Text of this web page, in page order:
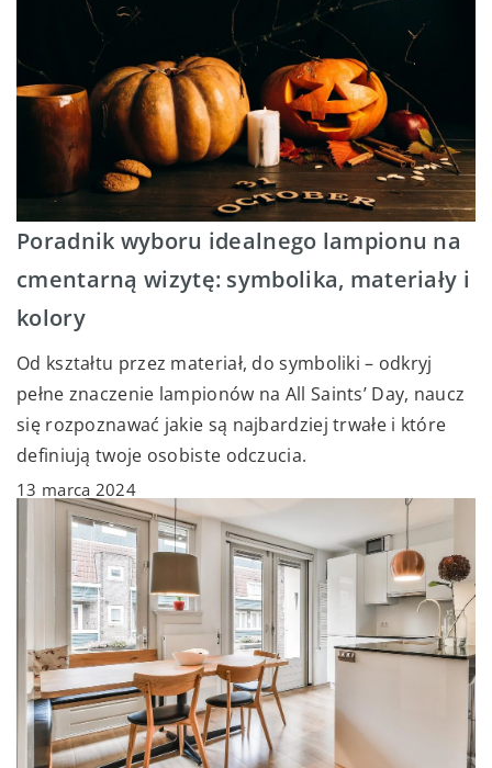
Poradnik wyboru idealnego lampionu na
cmentarną wizytę: symbolika, materiały i
kolory
Od kształtu przez materiał, do symboliki – odkryj
pełne znaczenie lampionów na All Saints’ Day, naucz
się rozpoznawać jakie są najbardziej trwałe i które
definiują twoje osobiste odczucia.
13 marca 2024